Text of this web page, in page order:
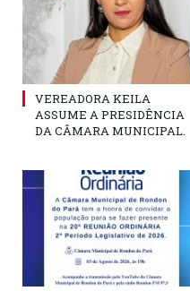
VEREADORA KEILA
ASSUME A PRESIDÊNCIA
DA CÂMARA MUNICIPAL.